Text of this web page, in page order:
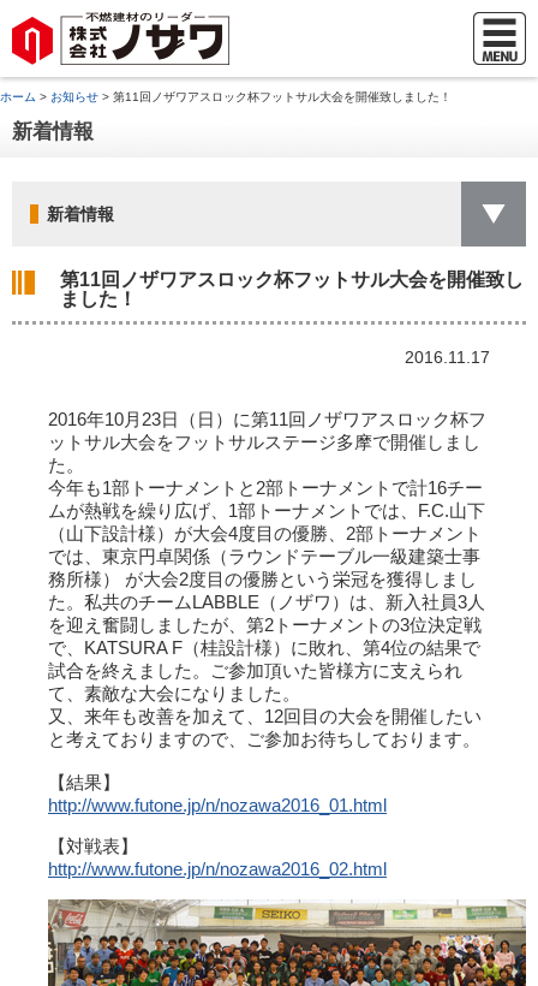
ホーム > お知らせ > 第11回ノザワアスロック杯フットサル大会を開催致しました！
新着情報
新着情報
第11回ノザワアスロック杯フットサル大会を開催致し
ました！
2016.11.17
2016年10月23日（日）に第11回ノザワアスロック杯フ
ットサル大会をフットサルステージ多摩で開催しまし
た。
今年も1部トーナメントと2部トーナメントで計16チー
ムが熱戦を繰り広げ、1部トーナメントでは、F.C.山下
（山下設計様）が大会4度目の優勝、2部トーナメント
では、東京円卓関係（ラウンドテーブル一級建築士事
務所様） が大会2度目の優勝という栄冠を獲得しまし
た。私共のチームLABBLE（ノザワ）は、新入社員3人
を迎え奮闘しましたが、第2トーナメントの3位決定戦
で、KATSURA F（桂設計様）に敗れ、第4位の結果で
試合を終えました。ご参加頂いた皆様方に支えられ
て、素敵な大会になりました。
又、来年も改善を加えて、12回目の大会を開催したい
と考えておりますので、ご参加お待ちしております。
【結果】
http://www.futone.jp/n/nozawa2016_01.html
【対戦表】
http://www.futone.jp/n/nozawa2016_02.html